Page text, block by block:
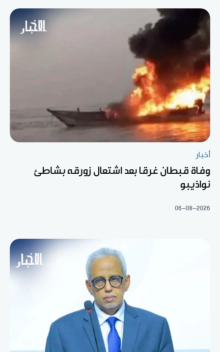
أخبار
وفاة قبطان غرقا بعد اشتعال زورقه بشاطئ
نواذيبو
06-08-2026